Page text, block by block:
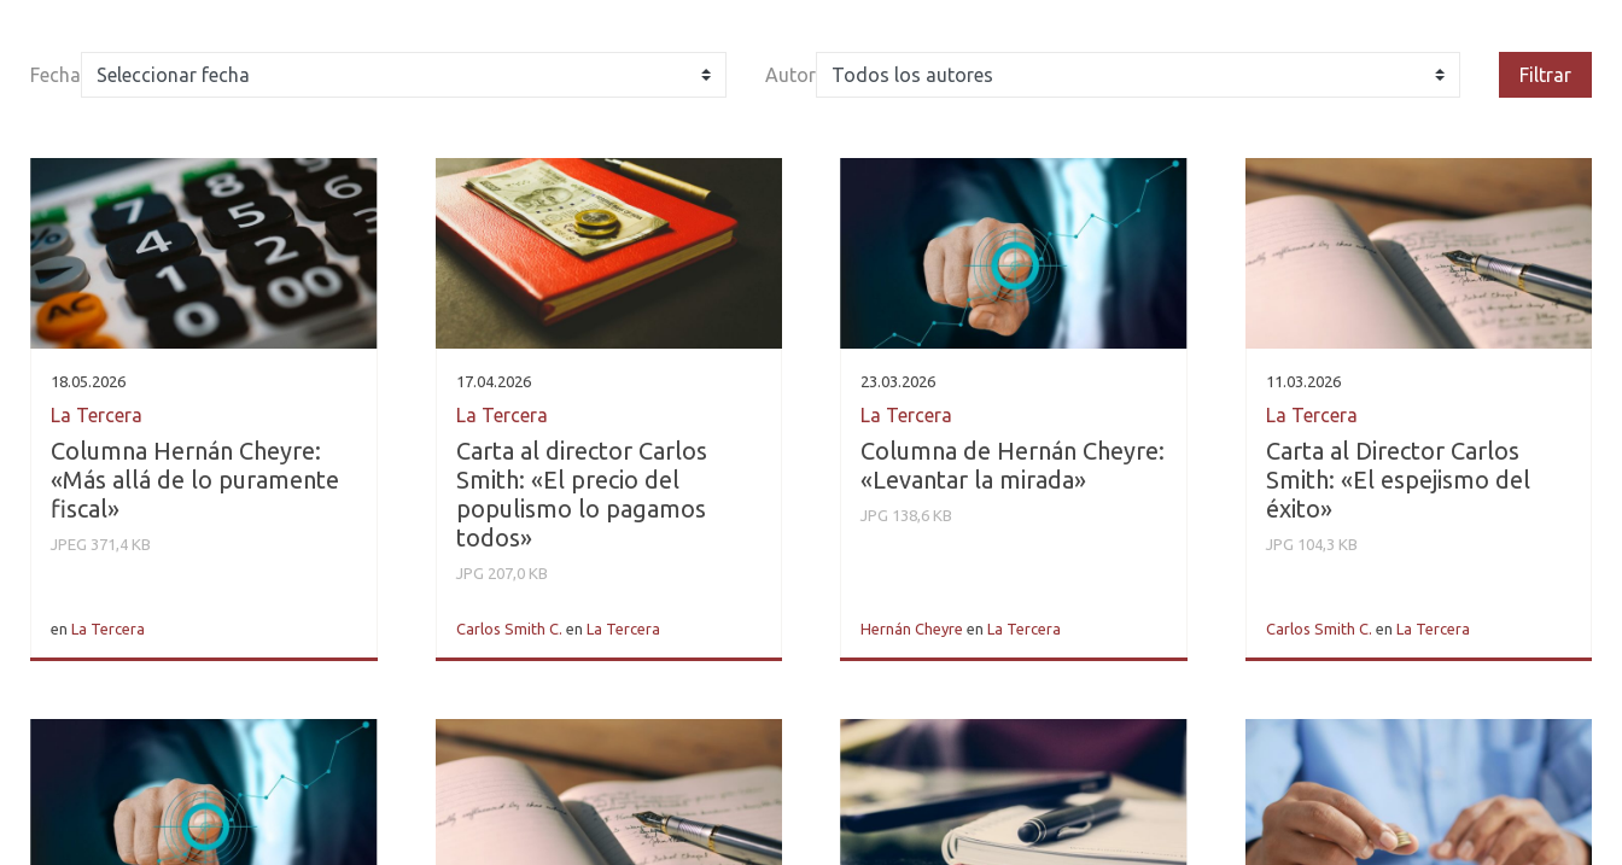
Fecha Autor Filtrar
18.05.2026
La Tercera
Columna Hernán Cheyre:
«Más allá de lo puramente
fiscal»
JPEG 371,4 KB
en La Tercera
17.04.2026
La Tercera
Carta al director Carlos
Smith: «El precio del
populismo lo pagamos
todos»
JPG 207,0 KB
Carlos Smith C. en La Tercera
23.03.2026
La Tercera
Columna de Hernán Cheyre:
«Levantar la mirada»
JPG 138,6 KB
Hernán Cheyre en La Tercera
11.03.2026
La Tercera
Carta al Director Carlos
Smith: «El espejismo del
éxito»
JPG 104,3 KB
Carlos Smith C. en La Tercera